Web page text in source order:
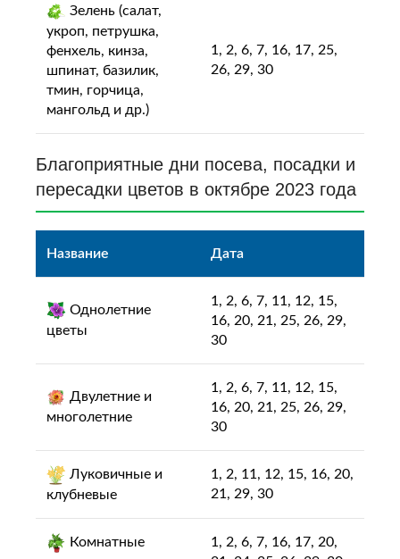
Зелень (салат,
укроп, петрушка,
фенхель, кинза,
шпинат, базилик,
тмин, горчица,
мангольд и др.)
1, 2, 6, 7, 16, 17, 25,
26, 29, 30
Благоприятные дни посева, посадки и
пересадки цветов в октябре 2023 года
Название Дата
Однолетние
цветы
1, 2, 6, 7, 11, 12, 15,
16, 20, 21, 25, 26, 29,
30
Двулетние и
многолетние
1, 2, 6, 7, 11, 12, 15,
16, 20, 21, 25, 26, 29,
30
Луковичные и
клубневые
1, 2, 11, 12, 15, 16, 20,
21, 29, 30
Комнатные
1, 2, 6, 7, 16, 17, 20,